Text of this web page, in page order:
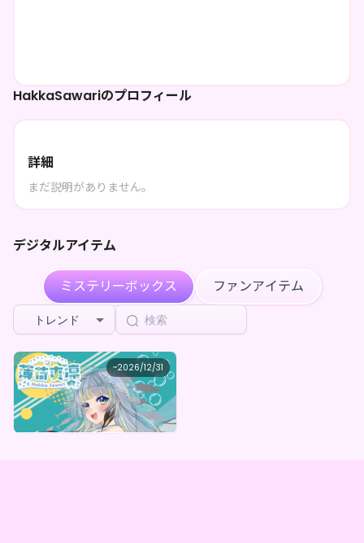
HakkaSawariのプロフィール
詳細
まだ説明がありません。
デジタルアイテム
ミステリーボックス ファンアイテム
トレンド
~2026/12/31
HakkaSawari
薄荷爽凛デビュー６年記念！雪女のささやきガチャBOX（全5種）
最低価格
¥1 購入はこちら